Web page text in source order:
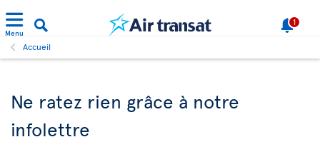
Menu
1
Accueil
Ne ratez rien grâce à notre
infolettre